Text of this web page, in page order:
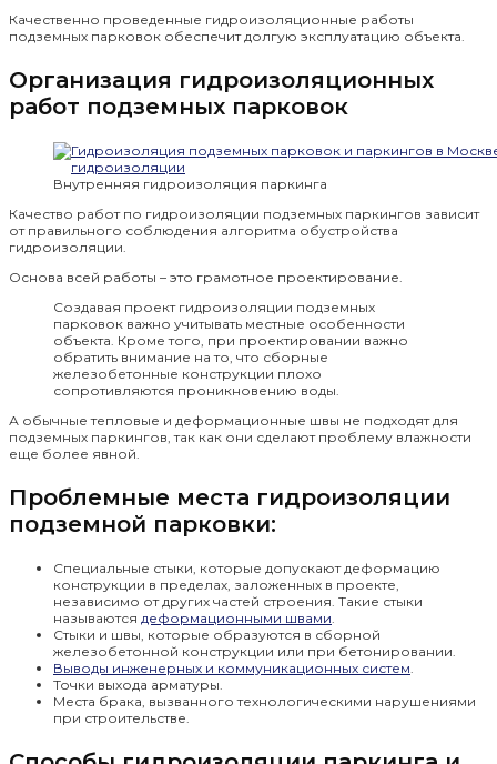
Качественно проведенные гидроизоляционные работы
подземных парковок обеспечит долгую эксплуатацию объекта.
Организация гидроизоляционных
работ подземных парковок
Внутренняя гидроизоляция паркинга
Качество работ по гидроизоляции подземных паркингов зависит
от правильного соблюдения алгоритма обустройства
гидроизоляции.
Основа всей работы – это грамотное проектирование.
Создавая проект гидроизоляции подземных
парковок важно учитывать местные особенности
объекта. Кроме того, при проектировании важно
обратить внимание на то, что сборные
железобетонные конструкции плохо
сопротивляются проникновению воды.
А обычные тепловые и деформационные швы не подходят для
подземных паркингов, так как они сделают проблему влажности
еще более явной.
Проблемные места гидроизоляции
подземной парковки:
Специальные стыки, которые допускают деформацию
конструкции в пределах, заложенных в проекте,
независимо от других частей строения. Такие стыки
называются деформационными швами.
Стыки и швы, которые образуются в сборной
железобетонной конструкции или при бетонировании.
Выводы инженерных и коммуникационных систем.
Точки выхода арматуры.
Места брака, вызванного технологическими нарушениями
при строительстве.